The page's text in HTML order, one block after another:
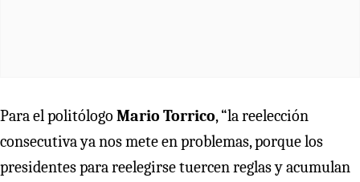
Para el politólogo Mario Torrico, “la reelección
consecutiva ya nos mete en problemas, porque los
presidentes para reelegirse tuercen reglas y acumulan